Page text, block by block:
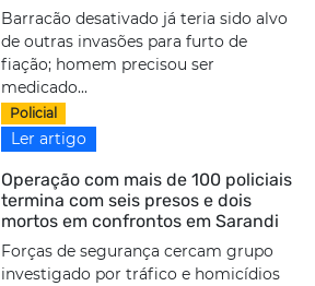
Barracão desativado já teria sido alvo
de outras invasões para furto de
fiação; homem precisou ser
medicado...
Policial
Ler artigo
Operação com mais de 100 policiais
termina com seis presos e dois
mortos em confrontos em Sarandi
Forças de segurança cercam grupo
investigado por tráfico e homicídios